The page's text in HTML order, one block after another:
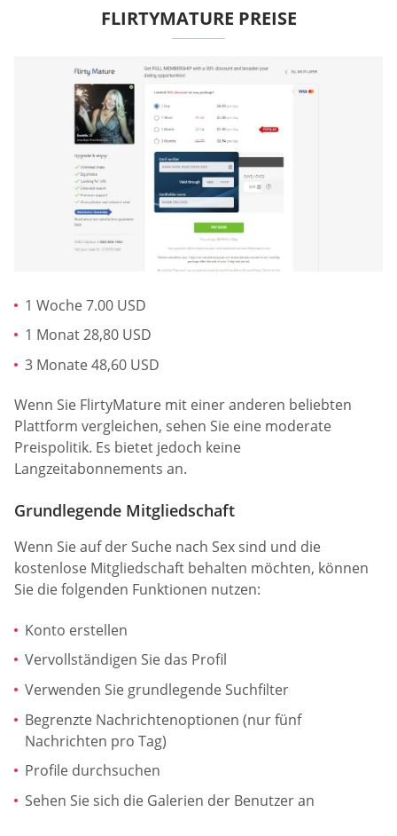
FLIRTYMATURE PREISE
1 Woche 7.00 USD
1 Monat 28,80 USD
3 Monate 48,60 USD
Wenn Sie FlirtyMature mit einer anderen beliebten
Plattform vergleichen, sehen Sie eine moderate
Preispolitik. Es bietet jedoch keine
Langzeitabonnements an.
Grundlegende Mitgliedschaft
Wenn Sie auf der Suche nach Sex sind und die
kostenlose Mitgliedschaft behalten möchten, können
Sie die folgenden Funktionen nutzen:
Konto erstellen
Vervollständigen Sie das Profil
Verwenden Sie grundlegende Suchfilter
Begrenzte Nachrichtenoptionen (nur fünf
Nachrichten pro Tag)
Profile durchsuchen
Sehen Sie sich die Galerien der Benutzer an